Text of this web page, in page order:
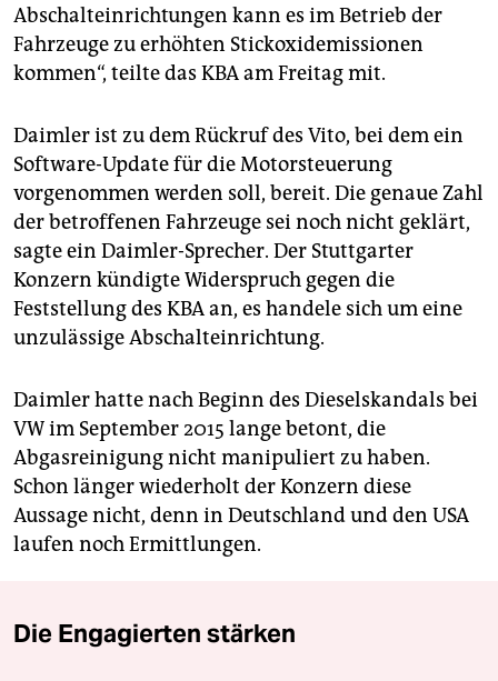
Abschalteinrichtungen kann es im Betrieb der
Fahrzeuge zu erhöhten Stickoxidemissionen
kommen“, teilte das KBA am Freitag mit.
Daimler ist zu dem Rückruf des Vito, bei dem ein
Software-Update für die Motorsteuerung
vorgenommen werden soll, bereit. Die genaue Zahl
der betroffenen Fahrzeuge sei noch nicht geklärt,
sagte ein Daimler-Sprecher. Der Stuttgarter
Konzern kündigte Widerspruch gegen die
Feststellung des KBA an, es handele sich um eine
unzulässige Abschalteinrichtung.
Daimler hatte nach Beginn des Dieselskandals bei
VW im September 2015 lange betont, die
Abgasreinigung nicht manipuliert zu haben.
Schon länger wiederholt der Konzern diese
Aussage nicht, denn in Deutschland und den USA
laufen noch Ermittlungen.
Die Engagierten stärken